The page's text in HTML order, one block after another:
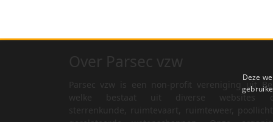
Parsec vzw is een non-profit vereniging uit
welke bestaat uit diverse websites
Deze